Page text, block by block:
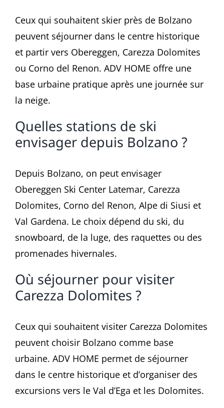
Ceux qui souhaitent skier près de Bolzano
peuvent séjourner dans le centre historique
et partir vers Obereggen, Carezza Dolomites
ou Corno del Renon. ADV HOME offre une
base urbaine pratique après une journée sur
la neige.
Quelles stations de ski
envisager depuis Bolzano ?
Depuis Bolzano, on peut envisager
Obereggen Ski Center Latemar, Carezza
Dolomites, Corno del Renon, Alpe di Siusi et
Val Gardena. Le choix dépend du ski, du
snowboard, de la luge, des raquettes ou des
promenades hivernales.
Où séjourner pour visiter
Carezza Dolomites ?
Ceux qui souhaitent visiter Carezza Dolomites
peuvent choisir Bolzano comme base
urbaine. ADV HOME permet de séjourner
dans le centre historique et d’organiser des
excursions vers le Val d’Ega et les Dolomites.